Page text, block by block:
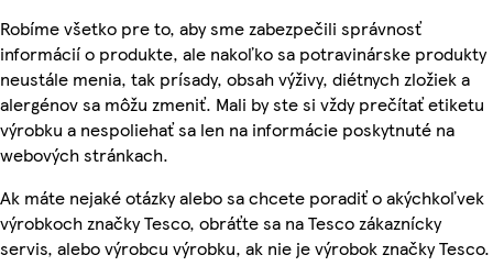
Robíme všetko pre to, aby sme zabezpečili správnosť
informácií o produkte, ale nakoľko sa potravinárske produkty
neustále menia, tak prísady, obsah výživy, diétnych zložiek a
alergénov sa môžu zmeniť. Mali by ste si vždy prečítať etiketu
výrobku a nespoliehať sa len na informácie poskytnuté na
webových stránkach.
Ak máte nejaké otázky alebo sa chcete poradiť o akýchkoľvek
výrobkoch značky Tesco, obráťte sa na Tesco zákaznícky
servis, alebo výrobcu výrobku, ak nie je výrobok značky Tesco.